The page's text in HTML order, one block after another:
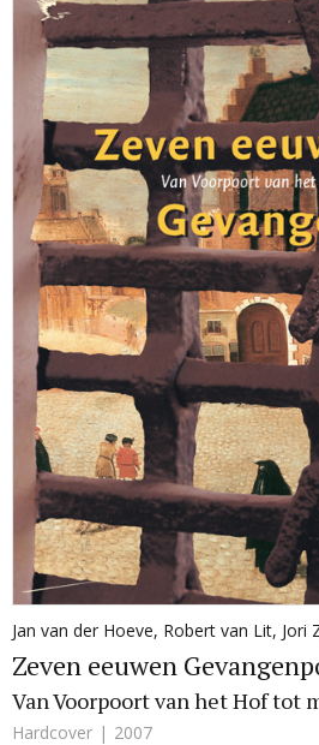
Jan van der Hoeve, Robert van Lit, Jori
Zeven eeuwen
Van Voorpoort van het Hof tot
Hardcover 2007